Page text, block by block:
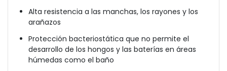
Alta resistencia a las manchas, los rayones y los
arañazos
Protección bacteriostática que no permite el
desarrollo de los hongos y las baterías en áreas
húmedas como el baño